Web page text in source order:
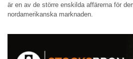
är en av de större enskilda affärerna för
nordamerikanska marknaden.